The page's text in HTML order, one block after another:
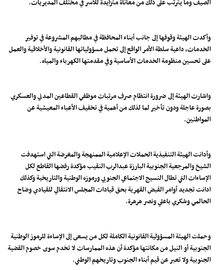
الصيف وما يترتب على ذلك من معاناة متزايدة للأسر في مختلف المديريات.
وأكدت الهيئة وقوفها إلى جانب أبناء المحافظة في مطالبهم المشروعة في توفير
الخدمات، داعية سلطة الأمر الواقع إلى تحمل مسؤولياتها القانونية والأخلاقية والعمل
على تحسين منظومة الخدمات الأساسية وفي مقدمتها الكهرباء والمياه.
واشارت الهيئة إلى ضرورة انتظام صرف مرتبات موظفي القطاعين المدني والعسكري
بصورة عاجلة ودون تأخير لما لذلك من أهمية في تخفيف الأعباء المعيشية عن
المواطنين.
وأدانت الهيئة التنفيذية الحملات الإعلامية الممنهجة والمغرضة التي استهدفت
الشيخ والمرجعية الجنوبية البارزة عبدالرب النقيب مؤكدة رفضها القاطع لكل
الإساءات التي تطال النسيج الاجتماعي الجنوبي ورموزه الوطنية والتاريخية وكذلك
ادانت تجديد أوامر القبض القهرية بحق قيادات المجلس الانتقالي للقيادي وضاح
الحالمي وشكري باعلي ونصر هرهرة.
وحملت الهيئة المسؤولية القانونية الكاملة لكل من يسعى إلى الإساءة للرموز الوطنية
الجنوبية أو النيل من مكانتها مؤكدة أن هذه الممارسات لا تخدم سوى خصوم القضية
الجنوبية ولا تعبر عن قيم أبناء الجنوب وتاريخهم الوطني.